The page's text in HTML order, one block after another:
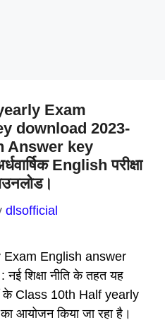
Exam
download 2023-
Answer key
English परीक्षा
dlsofficial
English answer
शिक्षा नीति के तहत यह
के Class 10th Half yearly
आयोजन किया जा रहा है।